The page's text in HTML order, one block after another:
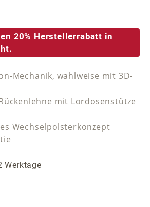
von 5 von 5 Sternen
20% Herstellerrabatt in
Mechanik, wahlweise mit 3D-
mit Lordosenstütze
Wechselpolsterkonzept
Werktage